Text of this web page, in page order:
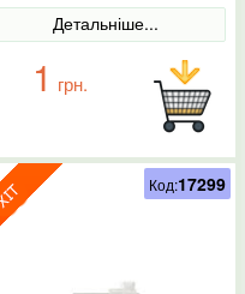
Детальніше...
1 грн.
Код:17299